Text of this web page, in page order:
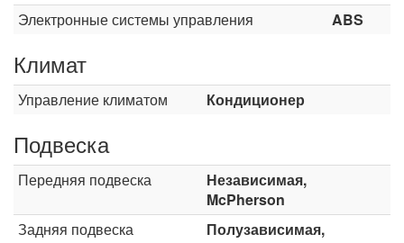
Электронные системы управления ABS
Климат
Управление климатом Кондиционер
Подвеска
Передняя подвеска
Независимая,
McPherson
Задняя подвеска
Полузависимая,